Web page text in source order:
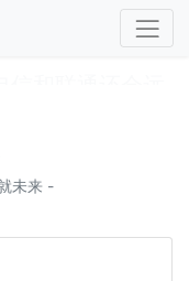
和联通还会远
吗？
未来 -